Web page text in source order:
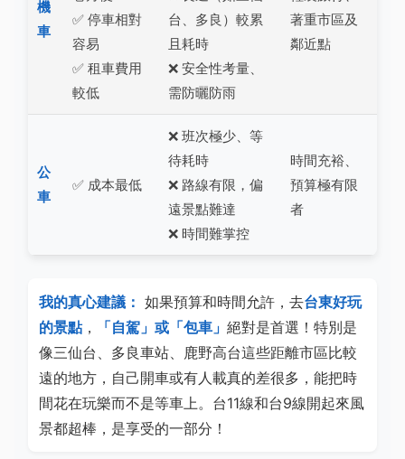
機
車
✅ 停車相對
容易
✅ 租車費用
較低
台、多良）較累
且耗時
❌ 安全性考量、
需防曬防雨
著重市區及
鄰近點
公
車
✅ 成本最低
❌ 班次極少、等
待耗時
❌ 路線有限，偏
遠景點難達
❌ 時間難掌控
時間充裕、
預算極有限
者
我的真心建議： 如果預算和時間允許，去台東好玩
的景點， 「自駕」或「包車」 絕對是首選！特別是
像三仙台、多良車站、鹿野高台這些距離市區比較
遠的地方，自己開車或有人載真的差很多，能把時
間花在玩樂而不是等車上。台11線和台9線開起來風
景都超棒，是享受的一部分！